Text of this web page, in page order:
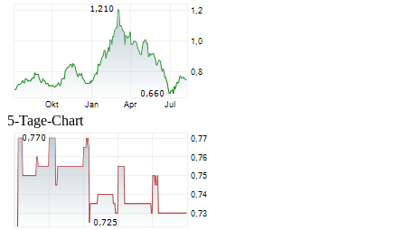
5-Tage-Chart